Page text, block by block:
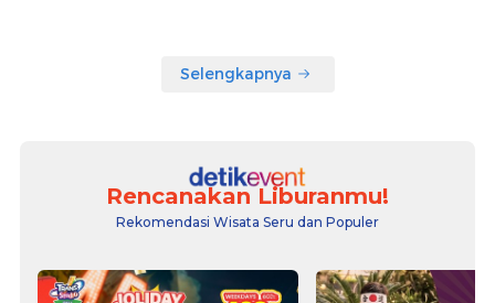
Selengkapnya
Rencanakan Liburanmu!
Rekomendasi Wisata Seru dan Populer